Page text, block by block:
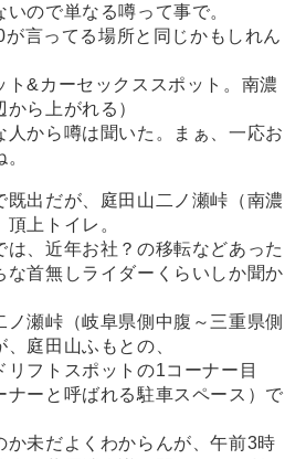
ので単なる噂って事で。
言ってる場所と同じかもしれん
ト&カーセックススポット。南濃
から上がれる）
人から噂は聞いた。まぁ、一応お
既出だが、庭田山二ノ瀬峠（南濃
上トイレ。
は、近年お社？の移転などあった
な首無しライダーくらいしか聞か
ノ瀬峠（岐阜県側中腹～三重県側
庭田山ふもとの、
リフトスポットの1コーナー目
ナーと呼ばれる駐車スペース）で
か未だよくわからんが、午前3時